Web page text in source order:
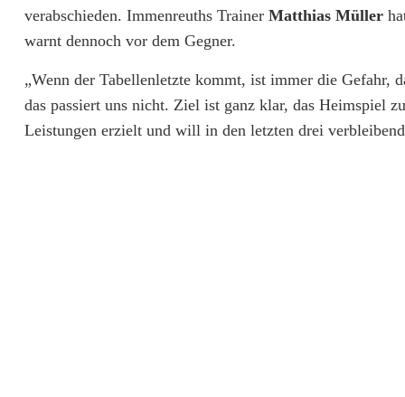
l
e
g
a
verabschieden. Immenreuths Trainer Matthias Müller
warnt dennoch vor dem Gegner.
„Wenn der Tabellenletzte kommt, ist immer die Gefahr,
das passiert uns nicht. Ziel ist ganz klar, das Heimspiel
Leistungen erzielt und will in den letzten drei